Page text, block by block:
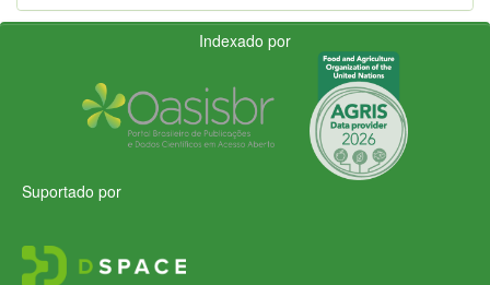
Indexado por
Suportado por